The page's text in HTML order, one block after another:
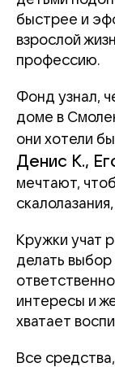
быстрее и
взрослой
профессию.
Фонд узнал,
доме в
они хотели
Денис К.,
мечтают,
Кружки учат
делать выбор
интересы и
хватает
Все